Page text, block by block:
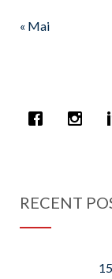
« Mai
RECENT